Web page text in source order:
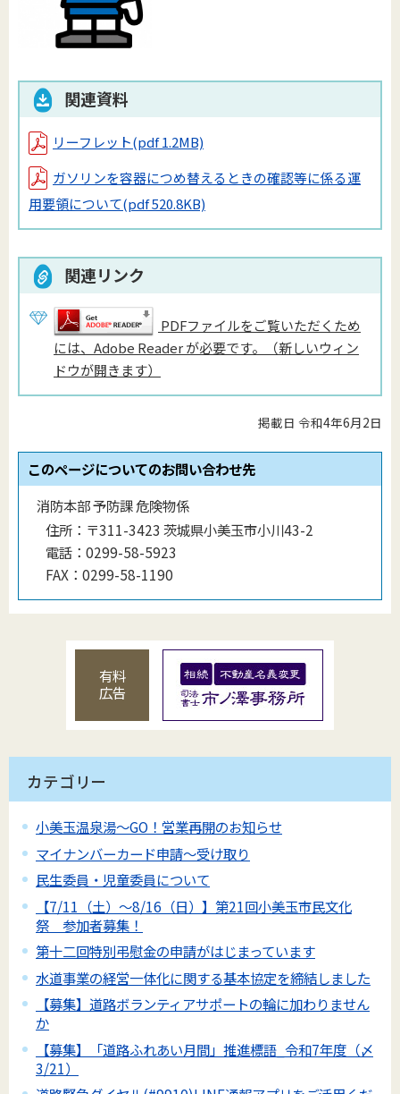
関連資料
リーフレット(pdf 1.2MB)
ガソリンを容器につめ替えるときの確認等に係る運
用要領について(pdf 520.8KB)
関連リンク
PDFファイルをご覧いただくため
には、Adobe Reader が必要です。（新しいウィン
ドウが開きます）
掲載日 令和4年6月2日
このページについてのお問い合わせ先
消防本部 予防課 危険物係
住所： 〒311-3423 茨城県小美玉市小川43-2
電話： 0299-58-5923
FAX： 0299-58-1190
有料
広告
カテゴリー
小美玉温泉湯～GO！営業再開のお知らせ
マイナンバーカード申請～受け取り
民生委員・児童委員について
【7/11（土）～8/16（日）】第21回小美玉市民文化
祭 参加者募集！
第十二回特別弔慰金の申請がはじまっています
水道事業の経営一体化に関する基本協定を締結しました
【募集】道路ボランティアサポートの輪に加わりません
か
【募集】「道路ふれあい月間」推進標語_令和7年度（〆
3/21）